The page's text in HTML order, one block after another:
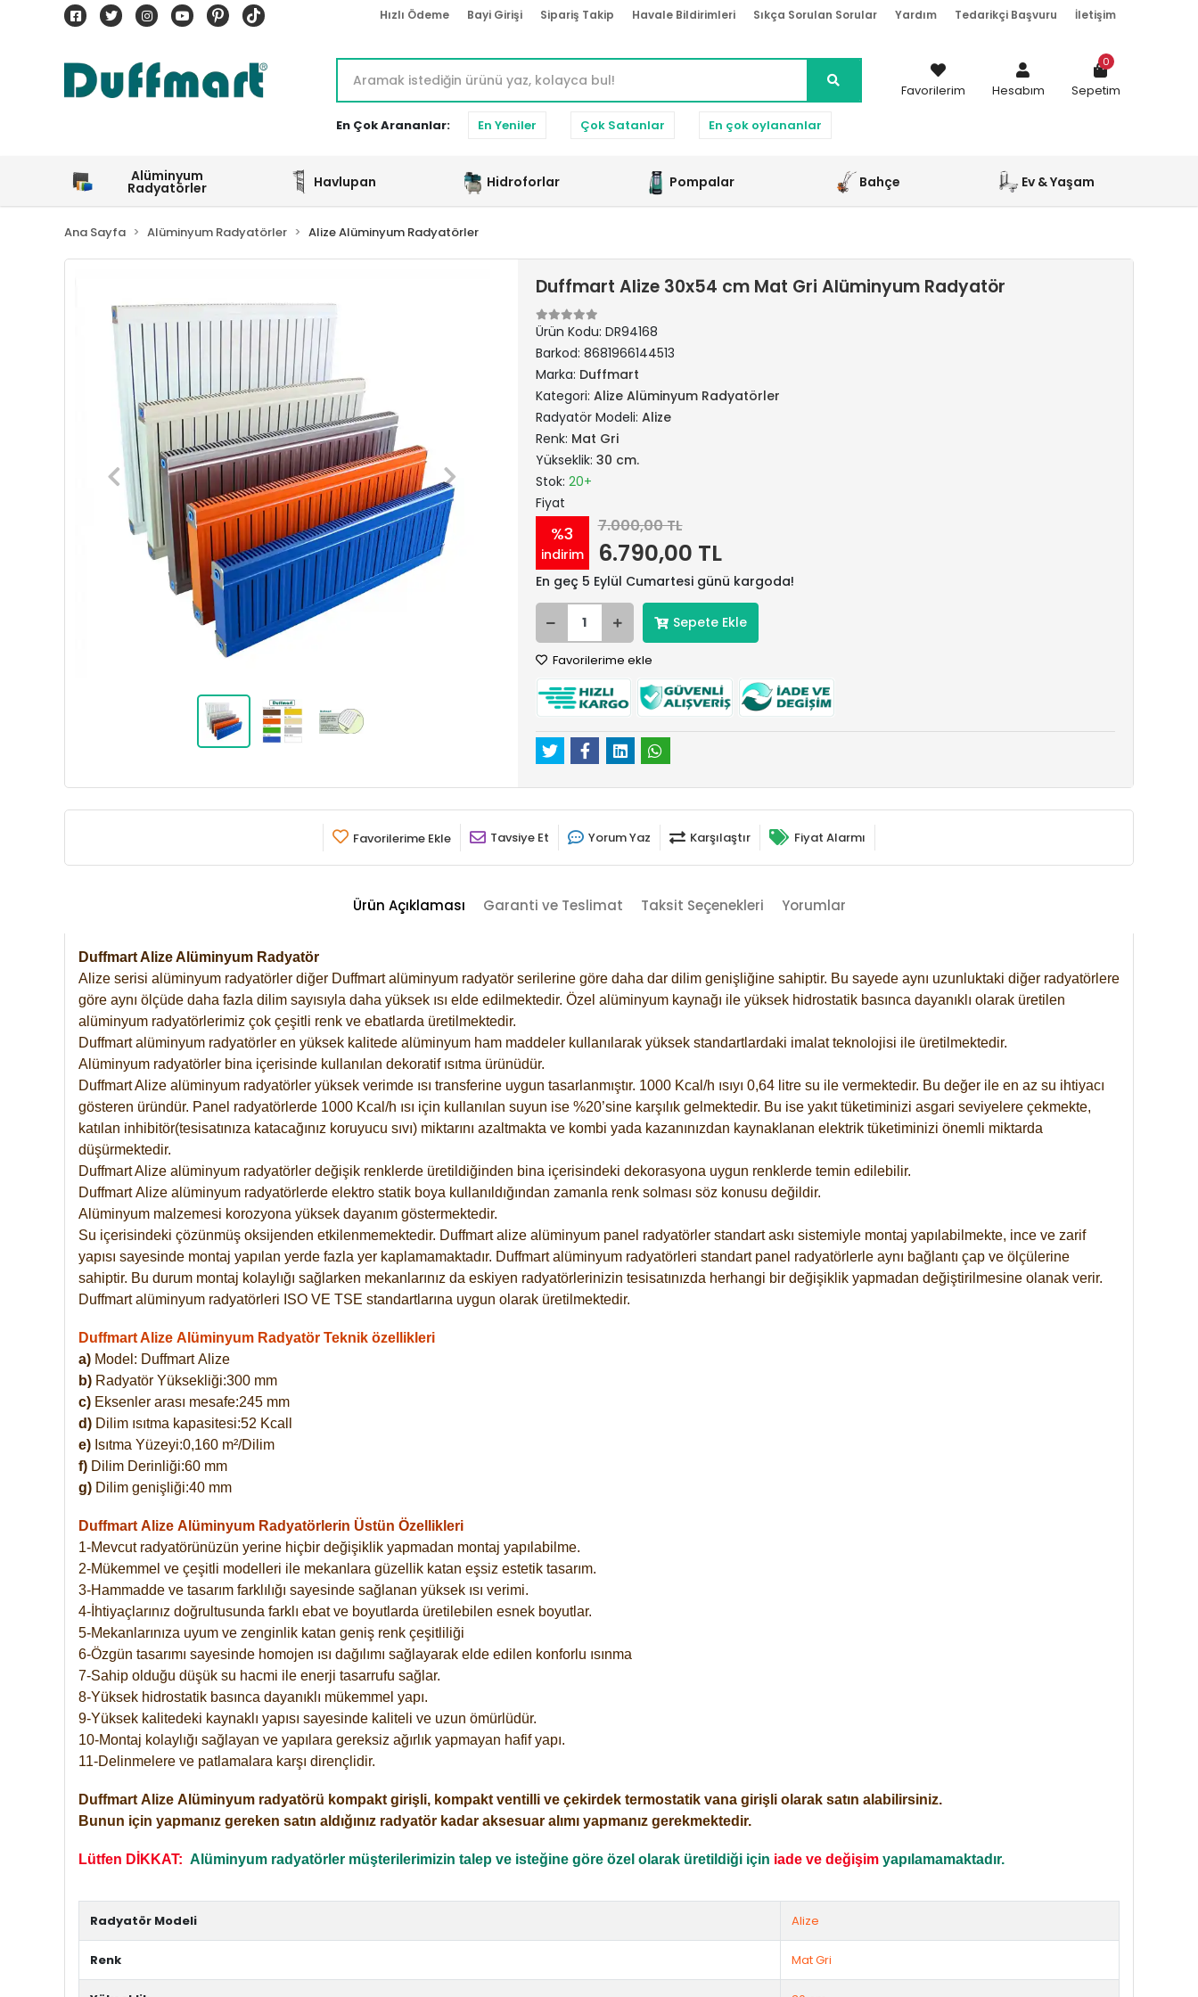
Hızlı Ödeme Bayi Girişi Sipariş Takip Havale Bildirimleri Sıkça Sorulan Sorular Yardım Tedarikçi Başvuru İletişim
En Çok Arananlar: En Yeniler Çok Satanlar En çok oylananlar
Favorilerim Hesabım Sepetim
0
Alüminyum
Radyatörler Havlupan Hidroforlar Pompalar Bahçe Ev & Yaşam
Ana Sayfa Alüminyum Radyatörler Alize Alüminyum Radyatörler
Duffmart Alize 30x54 cm Mat Gri Alüminyum Radyatör
Ürün Kodu: DR94168
Barkod: 8681966144513
Marka: Duffmart
Kategori: Alize Alüminyum Radyatörler
Radyatör Modeli: Alize
Renk: Mat Gri
Yükseklik: 30 cm.
Stok: 20+
Fiyat
%3
indirim
7.000,00 TL
6.790,00 TL
En geç 5 Eylül Cumartesi günü kargoda!
Sepete Ekle
Favorilerime ekle
Favorilerime Ekle Tavsiye Et Yorum Yaz Karşılaştır Fiyat Alarmı
Ürün Açıklaması Garanti ve Teslimat Taksit Seçenekleri Yorumlar
Duffmart Alize Alüminyum Radyatör
Alize serisi alüminyum radyatörler diğer Duffmart alüminyum radyatör serilerine göre daha dar dilim genişliğine sahiptir. Bu sayede aynı uzunluktaki diğer radyatörlere
göre aynı ölçüde daha fazla dilim sayısıyla daha yüksek ısı elde edilmektedir. Özel alüminyum kaynağı ile yüksek hidrostatik basınca dayanıklı olarak üretilen
alüminyum radyatörlerimiz çok çeşitli renk ve ebatlarda üretilmektedir.
Duffmart alüminyum radyatörler en yüksek kalitede alüminyum ham maddeler kullanılarak yüksek standartlardaki imalat teknolojisi ile üretilmektedir.
Alüminyum radyatörler bina içerisinde kullanılan dekoratif ısıtma ürünüdür.
Duffmart Alize alüminyum radyatörler yüksek verimde ısı transferine uygun tasarlanmıştır. 1000 Kcal/h ısıyı 0,64 litre su ile vermektedir. Bu değer ile en az su ihtiyacı
gösteren üründür. Panel radyatörlerde 1000 Kcal/h ısı için kullanılan suyun ise %20’sine karşılık gelmektedir. Bu ise yakıt tüketiminizi asgari seviyelere çekmekte,
katılan inhibitör(tesisatınıza katacağınız koruyucu sıvı) miktarını azaltmakta ve kombi yada kazanınızdan kaynaklanan elektrik tüketiminizi önemli miktarda
düşürmektedir.
Duffmart Alize alüminyum radyatörler değişik renklerde üretildiğinden bina içerisindeki dekorasyona uygun renklerde temin edilebilir.
DuffmartAlize alüminyum radyatörlerde elektro statik boya kullanıldığından zamanla renk solması söz konusu değildir.
Alüminyum malzemesi korozyona yüksek dayanım göstermektedir.
Su içerisindeki çözünmüş oksijenden etkilenmemektedir. Duffmart alize alüminyum panel radyatörler standart askı sistemiyle montaj yapılabilmekte, ince ve zarif
yapısı sayesinde montaj yapılan yerde fazla yer kaplamamaktadır. Duffmart alüminyum radyatörleri standart panel radyatörlerle aynı bağlantı çap ve ölçülerine
sahiptir. Bu durum montaj kolaylığı sağlarken mekanlarınız da eskiyen radyatörlerinizin tesisatınızda herhangi bir değişiklik yapmadan değiştirilmesine olanak verir.
Duffmart alüminyum radyatörleri ISO VE TSE standartlarına uygun olarak üretilmektedir.
Duffmart Alize Alüminyum Radyatör Teknik özellikleri
a) Model: DuffmartAlize
b) Radyatör Yüksekliği:300 mm
c) Eksenler arası mesafe:245 mm
d) Dilim ısıtma kapasitesi:52 Kcall
e) Isıtma Yüzeyi:0,160 m²/Dilim
f) Dilim Derinliği:60 mm
g) Dilim genişliği:40 mm
Duffmart Alize Alüminyum Radyatörlerin Üstün Özellikleri
1-Mevcut radyatörünüzün yerine hiçbir değişiklik yapmadan montaj yapılabilme.
2-Mükemmel ve çeşitli modelleri ile mekanlara güzellik katan eşsiz estetik tasarım.
3-Hammadde ve tasarım farklılığı sayesinde sağlanan yüksek ısı verimi.
4-İhtiyaçlarınız doğrultusunda farklı ebat ve boyutlarda üretilebilen esnek boyutlar.
5-Mekanlarınıza uyum ve zenginlik katan geniş renk çeşitliliği
6-Özgün tasarımı sayesinde homojen ısı dağılımı sağlayarak elde edilen konforlu ısınma
7-Sahip olduğu düşük su hacmi ile enerji tasarrufu sağlar.
8-Yüksek hidrostatik basınca dayanıklı mükemmel yapı.
9-Yüksek kalitedeki kaynaklı yapısı sayesinde kaliteli ve uzun ömürlüdür.
10-Montaj kolaylığı sağlayan ve yapılara gereksiz ağırlık yapmayan hafif yapı.
11-Delinmelere ve patlamalara karşı dirençlidir.
Duffmart Alize Alüminyum radyatörü kompakt girişli, kompakt ventilli ve çekirdek termostatik vana girişli olarak satın alabilirsiniz.
Bunun için yapmanız gereken satın aldığınız radyatör kadar aksesuar alımı yapmanız gerekmektedir.
Lütfen DİKKAT: Alüminyum radyatörler müşterilerimizin talep ve isteğine göre özel olarak üretildiği için iade ve değişim yapılamamaktadır.
Radyatör Modeli Alize
Renk Mat Gri